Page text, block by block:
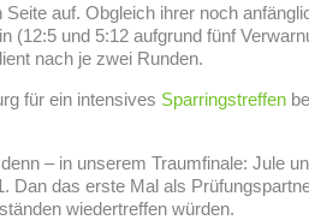
auf. Obgleich ihrer noch
(12:5 und 5:12 aufgrund fünf
nach je zwei Runden.
für ein intensives Sparringstreffen
– in unserem Traumfinale: Jule
Dan das erste Mal als
wiedertreffen würden.